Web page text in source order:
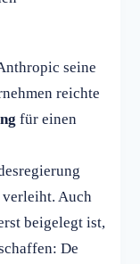
seine
reichte
für einen
Auch
beigelegt ist,
De